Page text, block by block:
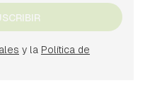
y la Política de